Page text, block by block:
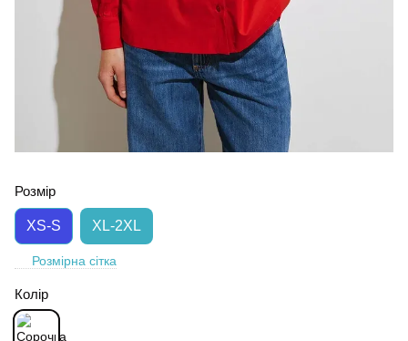
Розмір
XS-S XL-2XL
Розмірна сітка
Колір